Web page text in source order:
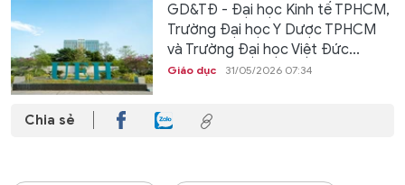
GD&TĐ - Đại học Kinh tế TPHCM,
Trường Đại học Y Dược TPHCM
và Trường Đại học Việt Đức...
Giáo dục 31/05/2026 07:34
Chia sẻ